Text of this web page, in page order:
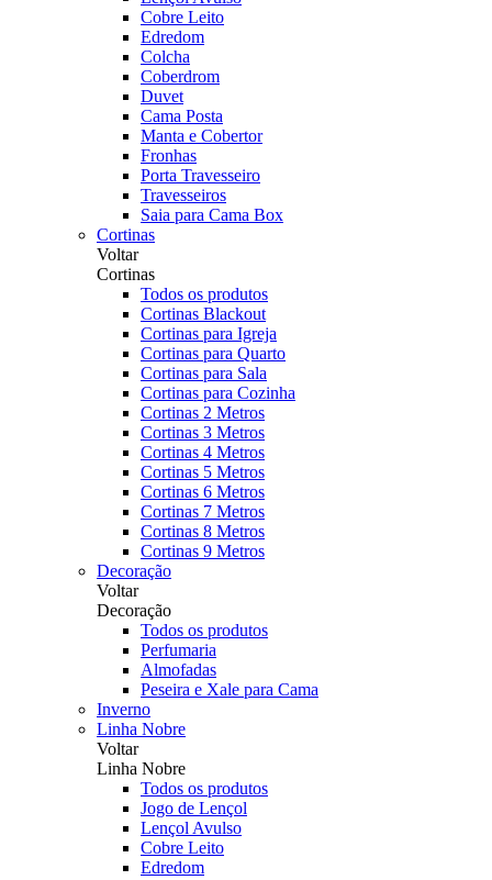
Cobre Leito
Edredom
Colcha
Coberdrom
Duvet
Cama Posta
Manta e Cobertor
Fronhas
Porta Travesseiro
Travesseiros
Saia para Cama Box
Cortinas
Voltar
Cortinas
Todos os produtos
Cortinas Blackout
Cortinas para Igreja
Cortinas para Quarto
Cortinas para Sala
Cortinas para Cozinha
Cortinas 2 Metros
Cortinas 3 Metros
Cortinas 4 Metros
Cortinas 5 Metros
Cortinas 6 Metros
Cortinas 7 Metros
Cortinas 8 Metros
Cortinas 9 Metros
Decoração
Voltar
Decoração
Todos os produtos
Perfumaria
Almofadas
Peseira e Xale para Cama
Inverno
Linha Nobre
Voltar
Linha Nobre
Todos os produtos
Jogo de Lençol
Lençol Avulso
Cobre Leito
Edredom